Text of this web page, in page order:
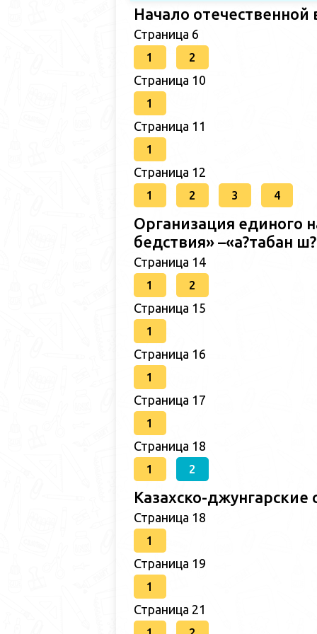
Начало
Страница 6
1 2
Страница 10
1
Страница 11
1
Страница 12
1 2 3 4
Организация единого
бедствия» –«а?табан
Страница 14
1 2
Страница 15
1
Страница 16
1
Страница 17
1
Страница 18
1 2
Казахско-джунгарские
Страница 18
1
Страница 19
1
Страница 21